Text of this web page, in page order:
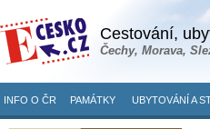
Cestování,
Čechy, Morava,
INFO O ČR PAMÁTKY UBYTOVÁNÍ A